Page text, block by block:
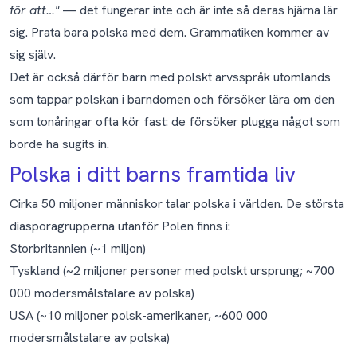
för att…"— det fungerar inte och är inte så deras hjärna lär
sig. Prata bara polska med dem. Grammatiken kommer av
sig själv.
Det är också därför barn med polskt arvsspråk utomlands
som tappar polskan i barndomen och försöker lära om den
som tonåringar ofta kör fast: de försöker plugga något som
borde ha sugits in.
Polska i ditt barns framtida liv
Cirka 50 miljoner människor talar polska i världen. De största
diasporagrupperna utanför Polen finns i:
Storbritannien (~1 miljon)
Tyskland (~2 miljoner personer med polskt ursprung; ~700
000 modersmålstalare av polska)
USA (~10 miljoner polsk-amerikaner, ~600 000
modersmålstalare av polska)